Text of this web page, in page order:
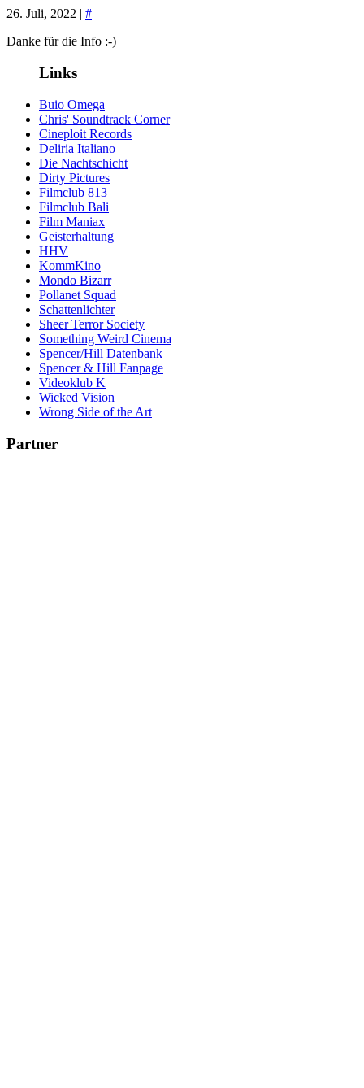
26. Juli, 2022 | #
Danke für die Info :-)
Links
Buio Omega
Chris' Soundtrack Corner
Cineploit Records
Deliria Italiano
Die Nachtschicht
Dirty Pictures
Filmclub 813
Filmclub Bali
Film Maniax
Geisterhaltung
HHV
KommKino
Mondo Bizarr
Pollanet Squad
Schattenlichter
Sheer Terror Society
Something Weird Cinema
Spencer/Hill Datenbank
Spencer & Hill Fanpage
Videoklub K
Wicked Vision
Wrong Side of the Art
Partner